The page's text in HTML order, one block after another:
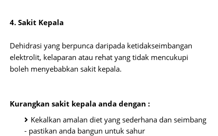
4. Sakit Kepala
Dehidrasi yang berpunca daripada ketidakseimbangan
elektrolit, kelaparan atau rehat yang tidak mencukupi
boleh menyebabkan sakit kepala.
Kurangkan sakit kepala anda dengan :
Kekalkan amalan diet yang sederhana dan seimbang
- pastikan anda bangun untuk sahur